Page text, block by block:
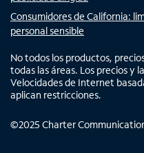
Consumidores de California:
personal sensible
No todos los productos,
todas las áreas. Los precios y
Velocidades de Internet
aplican restricciones.
©2025 Charter